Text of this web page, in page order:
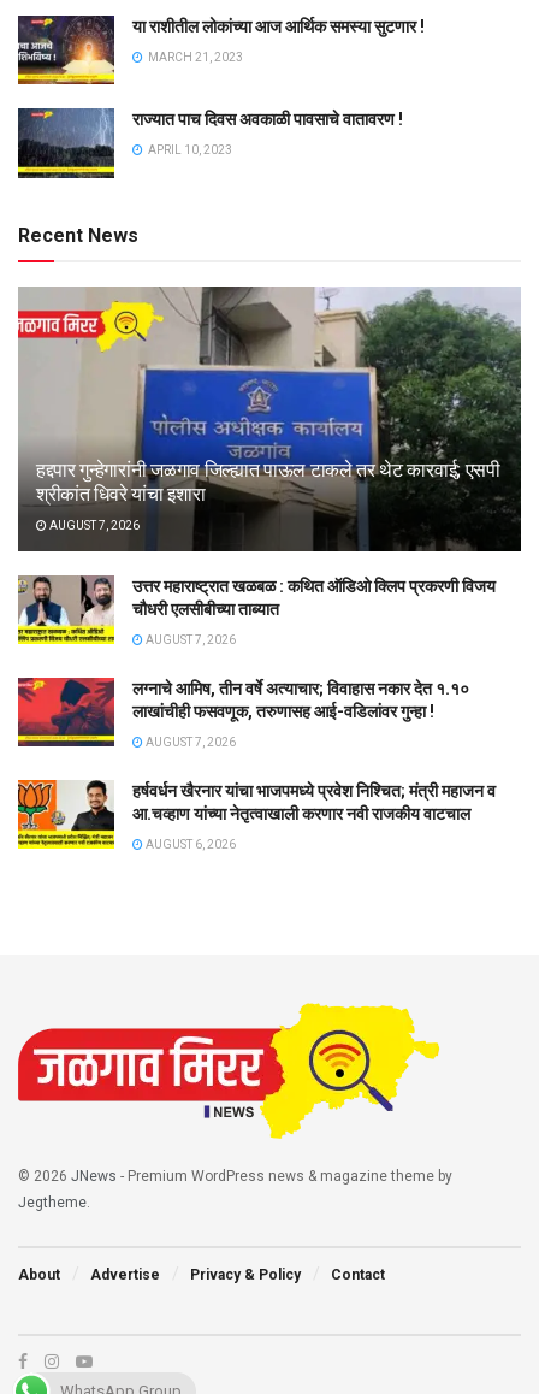
या राशीतील लोकांच्या आज आर्थिक समस्या सुटणार !
MARCH 21, 2023
राज्यात पाच दिवस अवकाळी पावसाचे वातावरण !
APRIL 10, 2023
Recent News
हद्दपार गुन्हेगारांनी जळगाव जिल्ह्यात पाऊल टाकले तर थेट कारवाई; एसपी
श्रीकांत धिवरे यांचा इशारा
AUGUST 7, 2026
उत्तर महाराष्ट्रात खळबळ : कथित ऑडिओ क्लिप प्रकरणी विजय
चौधरी एलसीबीच्या ताब्यात
AUGUST 7, 2026
लग्नाचे आमिष, तीन वर्षे अत्याचार; विवाहास नकार देत १.१०
लाखांचीही फसवणूक, तरुणासह आई-वडिलांवर गुन्हा !
AUGUST 7, 2026
हर्षवर्धन खैरनार यांचा भाजपमध्ये प्रवेश निश्चित; मंत्री महाजन व
आ.चव्हाण यांच्या नेतृत्वाखाली करणार नवी राजकीय वाटचाल
AUGUST 6, 2026
© 2026 JNews - Premium WordPress news & magazine theme by
Jegtheme
About Advertise Privacy & Policy Contact